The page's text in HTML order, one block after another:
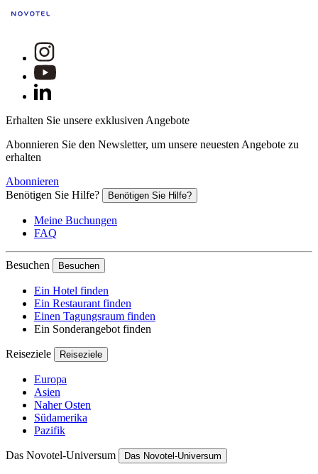
Erhalten Sie unsere exklusiven Angebote
Abonnieren Sie den Newsletter, um unsere neuesten Angebote zu
erhalten
Abonnieren
Benötigen Sie Hilfe?
Benötigen Sie Hilfe?
Meine Buchungen
FAQ
Besuchen Besuchen
Ein Hotel finden
Ein Restaurant finden
Einen Tagungsraum finden
Ein Sonderangebot finden
Reiseziele Reiseziele
Europa
Asien
Naher Osten
Südamerika
Pazifik
Das Novotel-Universum Das Novotel-Universum